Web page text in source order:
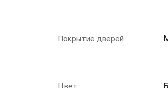
Покрытие дверей